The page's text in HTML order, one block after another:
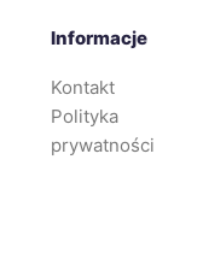
Informacje
Kontakt
Polityka
prywatności